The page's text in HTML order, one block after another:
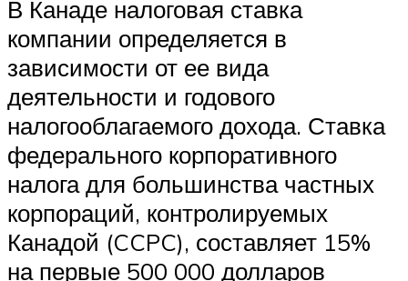
В Канаде налоговая ставка
компании определяется в
зависимости от ее вида
деятельности и годового
налогооблагаемого дохода. Ставка
федерального корпоративного
налога для большинства частных
корпораций, контролируемых
Канадой (CCPC), составляет 15%
на первые 500 000 долларов